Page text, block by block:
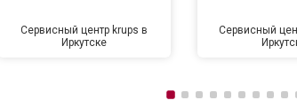
Сервисный центр krups в
Иркутске
Сервисный